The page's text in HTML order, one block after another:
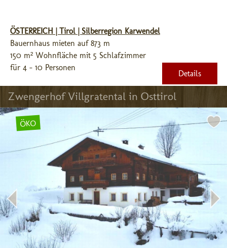
ÖSTERREICH | Tirol | Silberregion Karwendel
Bauernhaus mieten auf 873 m
150 m² Wohnfläche mit 5 Schlafzimmer
für 4 - 10 Personen
Details
Zwengerhof Villgratental in Osttirol
ÖKO